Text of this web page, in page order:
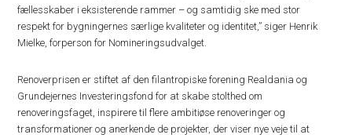
fællesskaber i eksisterende rammer – og samtidig ske med stor
respekt for bygningernes særlige kvaliteter og identitet,” siger Henrik
Mielke, forperson for Nomineringsudvalget.
Renoverprisen er stiftet af den filantropiske forening Realdania og
Grundejernes Investeringsfond for at skabe stolthed om
renoveringsfaget, inspirere til flere ambitiøse renoveringer og
transformationer og anerkende de projekter, der viser nye veje til at